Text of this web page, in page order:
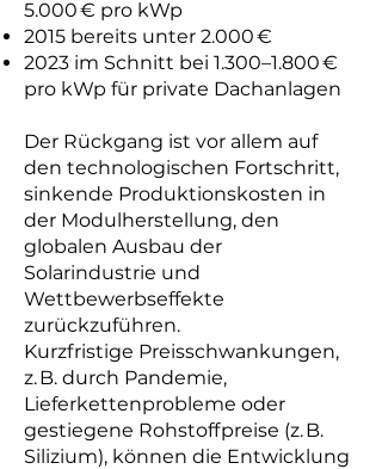
5.000 € pro kWp
2015 bereits unter 2.000 €
2023 im Schnitt bei 1.300–1.800 €
pro kWp für private Dachanlagen
Der Rückgang ist vor allem auf
den technologischen Fortschritt,
sinkende Produktionskosten in
der Modulherstellung, den
globalen Ausbau der
Solarindustrie und
Wettbewerbseffekte
zurückzuführen.
Kurzfristige Preisschwankungen,
z. B. durch Pandemie,
Lieferkettenprobleme oder
gestiegene Rohstoffpreise (z. B.
Silizium), können die Entwicklung